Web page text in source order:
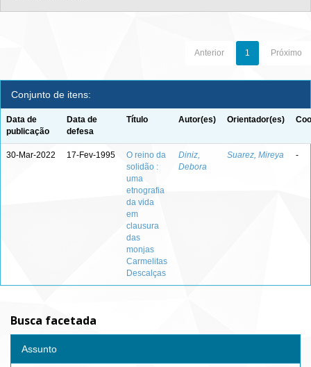
Anterior 1 Próximo
Conjunto de itens:
Data de
publicação
Data de
defesa
Título Autor(es) Orientador(es)
30-Mar-2022 17-Fev-1995
O reino da
solidão :
uma
etnografia
da vida
em
clausura
das
monjas
Carmelitas
Descalças
Diniz,
Debora
Suarez, Mireya -
Busca facetada
Assunto